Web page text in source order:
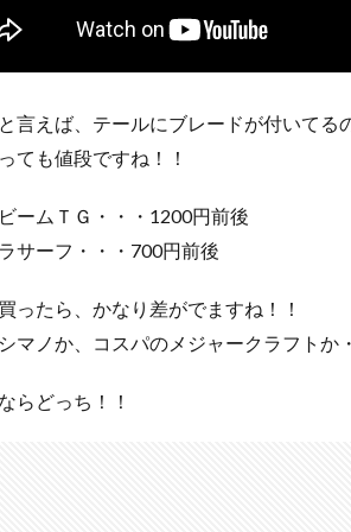
言えば、テールにブレードが付いてる
ても値段ですね！！
ームＴＧ・・・1200円前後
サーフ・・・700円前後
ったら、かなり差がでますね！！
マノか、コスパのメジャークラフトか
らどっち！！